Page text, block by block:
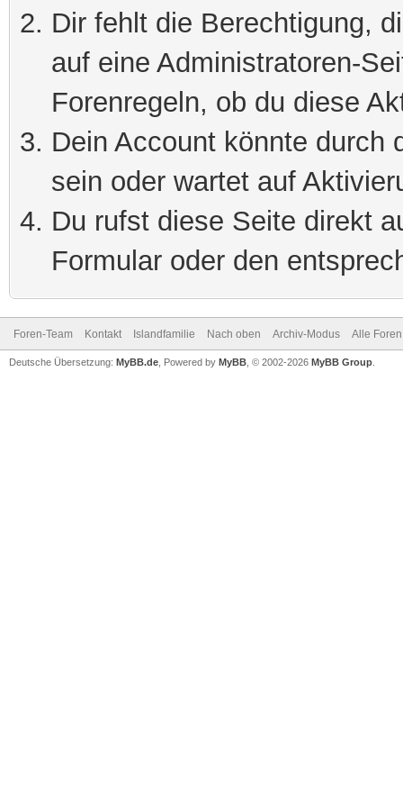
Dir fehlt die Berechtigung,
auf eine Administratoren-
Forenregeln, ob du diese
Dein Account könnte durch
sein oder wartet auf
Du rufst diese Seite direkt
Formular oder den
Foren-Team Kontakt Islandfamilie Nach oben Archiv-Modus Alle
Deutsche Übersetzung: MyBB.de , Powered by MyBB , © 2002-2026 MyBB Group